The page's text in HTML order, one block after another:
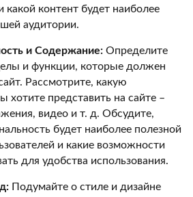
какой контент будет наиболее
аудитории.
и Содержание: Определите
и функции, которые должен
Рассмотрите, какую
представить на сайте –
видео и т. д. Обсудите,
будет наиболее полезной
и какие возможности
для удобства использования.
Подумайте о стиле и дизайне